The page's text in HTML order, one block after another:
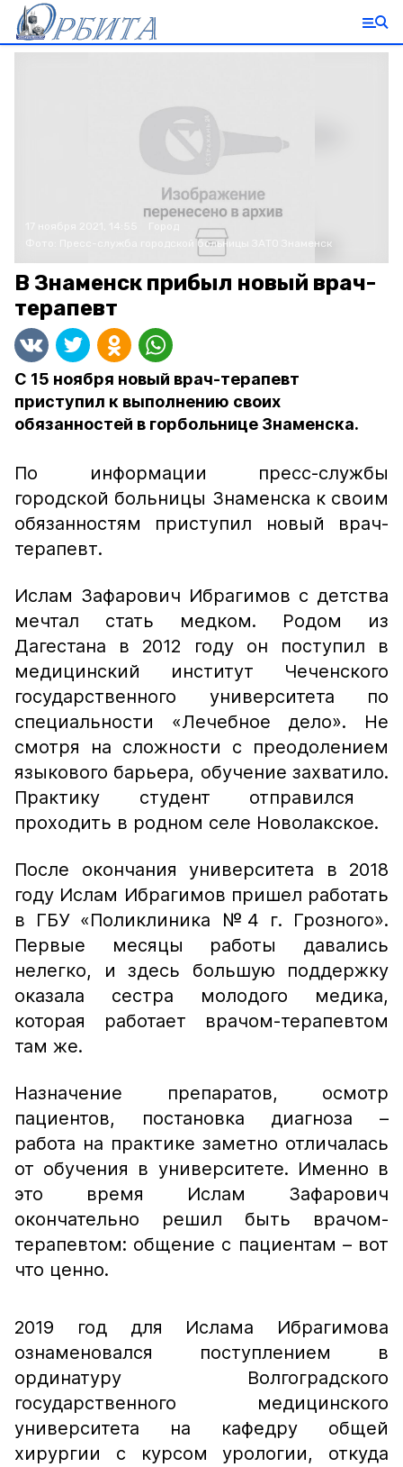
Пресс-служба городской больницы ЗАТО Знаменск
В Знаменск прибыл новый врач-
терапевт
С 15 ноября новый врач-терапевт
приступил к выполнению своих
обязанностей в горбольнице Знаменска.
По информации пресс-службы
городской больницы Знаменска к своим
обязанностям приступил новый врач-
терапевт.
Ислам Зафарович Ибрагимов с детства
мечтал стать медком. Родом из
Дагестана в 2012 году он поступил в
медицинский институт Чеченского
государственного университета по
специальности «Лечебное дело». Не
смотря на сложности с преодолением
языкового барьера, обучение захватило.
Практику студент отправился
проходить в родном селе Новолакское.
После окончания университета в 2018
году Ислам Ибрагимов пришел работать
в ГБУ «Поликлиника №4 г. Грозного».
Первые месяцы работы давались
нелегко, и здесь большую поддержку
оказала сестра молодого медика,
которая работает врачом-терапевтом
там же.
Назначение препаратов, осмотр
пациентов, постановка диагноза –
работа на практике заметно отличалась
от обучения в университете. Именно в
это время Ислам Зафарович
окончательно решил быть врачом-
терапевтом: общение с пациентам – вот
что ценно.
2019 год для Ислама Ибрагимова
ознаменовался поступлением в
ординатуру Волгоградского
государственного медицинского
университета на кафедру общей
хирургии с курсом урологии, откуда